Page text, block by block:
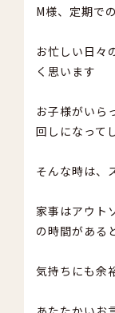
M様、定期で
お忙しい日々
く思います
お子様がいら
回しになって
そんな時は、
家事はアウト
の時間がある
気持ちにも余